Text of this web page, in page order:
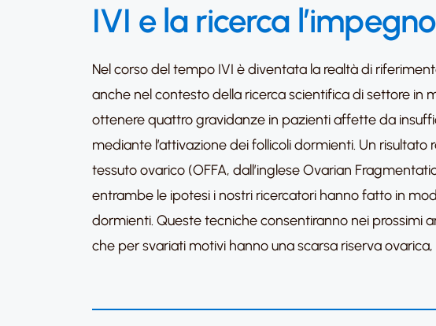
IVI e la ricerca
Nel corso del tempo IVI è diventata la realtà di
anche nel contesto della ricerca scientifica di settore in
ottenere quattro gravidanze in pazienti affette da
mediante l’attivazione dei follicoli dormienti. Un
tessuto ovarico (OFFA, dall’inglese Ovarian
entrambe le ipotesi i nostri ricercatori hanno fatto in
dormienti. Queste tecniche consentiranno nei prossimi
che per svariati motivi hanno una scarsa riserva